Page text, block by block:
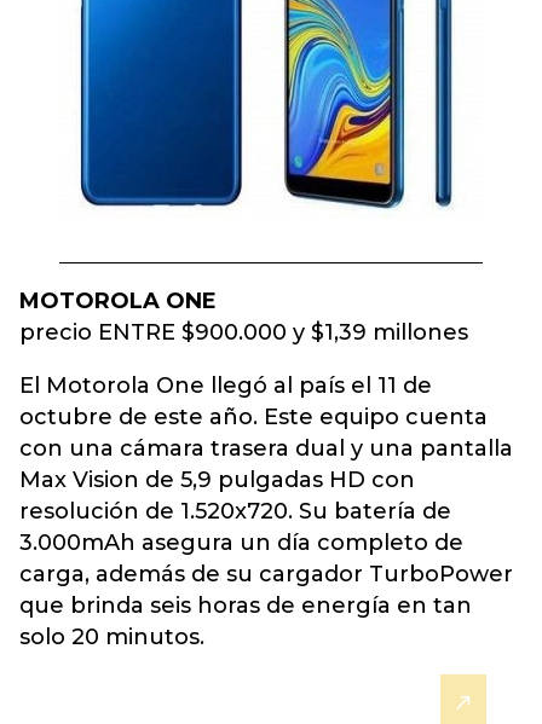
MOTOROLA ONE
precio ENTRE $900.000 y $1,39 millones
El Motorola One llegó al país el 11 de
octubre de este año. Este equipo cuenta
con una cámara trasera dual y una pantalla
Max Vision de 5,9 pulgadas HD con
resolución de 1.520x720. Su batería de
3.000mAh asegura un día completo de
carga, además de su cargador TurboPower
que brinda seis horas de energía en tan
solo 20 minutos.